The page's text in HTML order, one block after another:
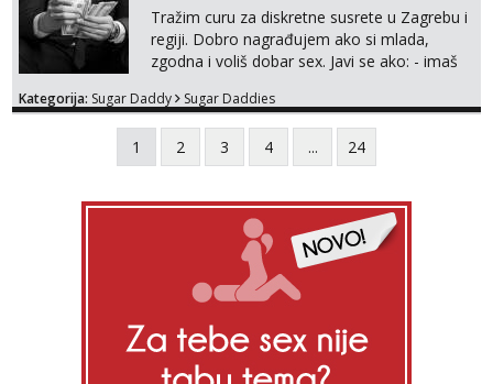
Tražim curu za diskretne susrete u Zagrebu i
regiji. Dobro nagrađujem ako si mlada,
zgodna i voliš dobar sex. Javi se ako: - imaš
kosu - se dobro ljubiš - si fleksibilna s
vremenom (jer ga nemam previše) i
dostupna radnim danom (vikendi i noći su za
obitelj) - vodiš brigu o zdravlju i koristiš
paro...
Kategorija: Sugar Daddy Sugar Daddies
1 2 3 4 ... 24